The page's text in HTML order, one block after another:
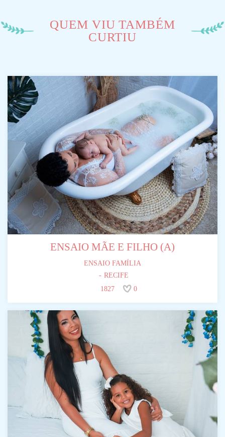
QUEM VIU TAMBÉM
CURTIU
ENSAIO MÃE E FILHO (A)
ENSAIO FAMÍLIA
RECIFE
1827
0